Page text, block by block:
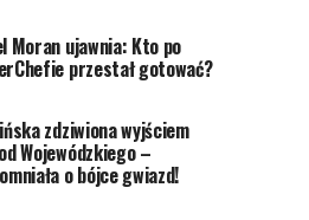
Moran ujawnia: Kto po
przestał gotować?
zdziwiona wyjściem
Wojewódzkiego –
o bójce gwiazd!